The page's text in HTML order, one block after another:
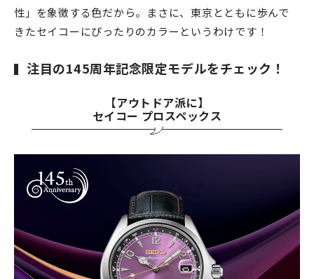
性」を象徴する色だから。まさに、東京とともに歩んで
きたセイコーにぴったりのカラーというわけです！
注目の145周年記念限定モデルをチェック！
【アウトドア派に】
セイコー プロスペックス